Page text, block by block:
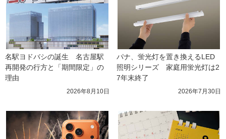
名駅ヨドバシの誕生　名古屋駅
再開発の行方と「期間限定」の
理由
2026年8月10日
パナ、蛍光灯を置き換えるLED
照明シリーズ　家庭用蛍光灯は2
7年末終了
2026年7月30日